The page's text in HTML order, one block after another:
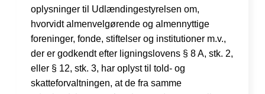
oplysninger til Udlændingestyrelsen om,
hvorvidt almenvelgørende og almennyttige
foreninger, fonde, stiftelser og institutioner m.v.,
der er godkendt efter ligningslovens § 8 A, stk. 2,
eller § 12, stk. 3, har oplyst til told- og
skatteforvaltningen, at de fra samme